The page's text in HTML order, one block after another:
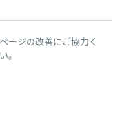
ージの改善にご協力く
。